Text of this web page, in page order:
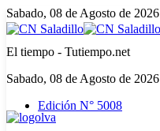
Sabado, 08 de Agosto de 2026
El tiempo - Tutiempo.net
Sabado, 08 de Agosto de 2026
Edición N° 5008